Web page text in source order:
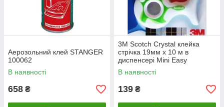
Аерозольний клей STANGER
100062
В наявності
658 ₴
3M Scotch Crystal клейка
стрічка 19мм х 10 м в
диспенсері Mini Easy
В наявності
139 ₴